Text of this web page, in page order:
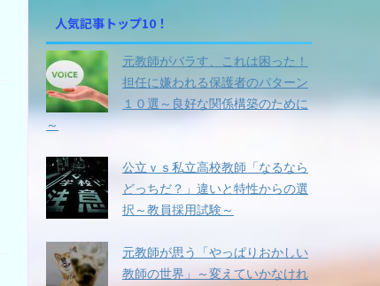
レ
ー
ヤ
ー
ム
調
節
に
矢
印
を
使
人気記事トップ10！
元教師がバラす、これは困った！
担任に嫌われる保護者のパターン
１０選～良好な関係構築のために
～
公立ｖｓ私立高校教師「なるなら
どっちだ？」違いと特性からの選
択～教員採用試験～
元教師が思う「やっぱりおかしい
教師の世界」～変えていかなけれ